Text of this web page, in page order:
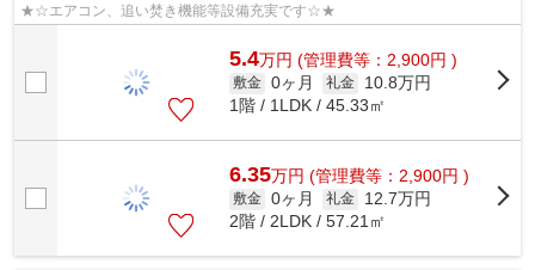
★☆エアコン、追い焚き機能等設備充実です☆★
5.4万円 (管理費等：2,900円 )
敷金 0ヶ月 礼金
10.8万円
1階 / 1LDK / 45.33㎡
6.35万円 (管理費等：2,900円 )
敷金 0ヶ月 礼金
12.7万円
2階 / 2LDK / 57.21㎡